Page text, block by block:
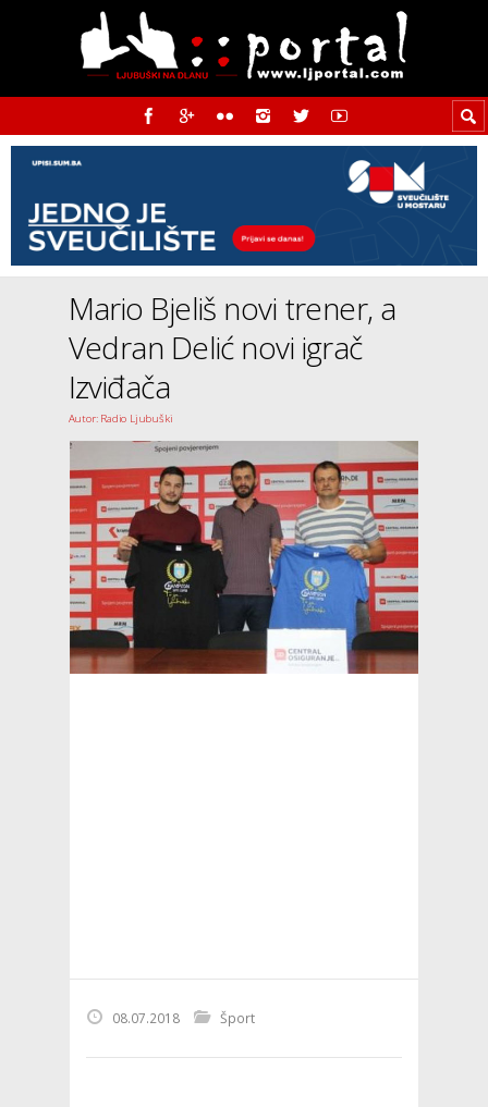
Mario Bjeliš novi trener, a
Vedran Delić novi igrač
Izviđača
Autor: Radio Ljubuški
08.07.2018 Šport